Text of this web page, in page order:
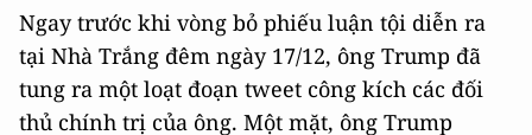
Ngay trước khi vòng bỏ phiếu luận tội diễn ra
tại Nhà Trắng đêm ngày 17/12, ông Trump đã
tung ra một loạt đoạn tweet công kích các đối
thủ chính trị của ông. Một mặt, ông Trump